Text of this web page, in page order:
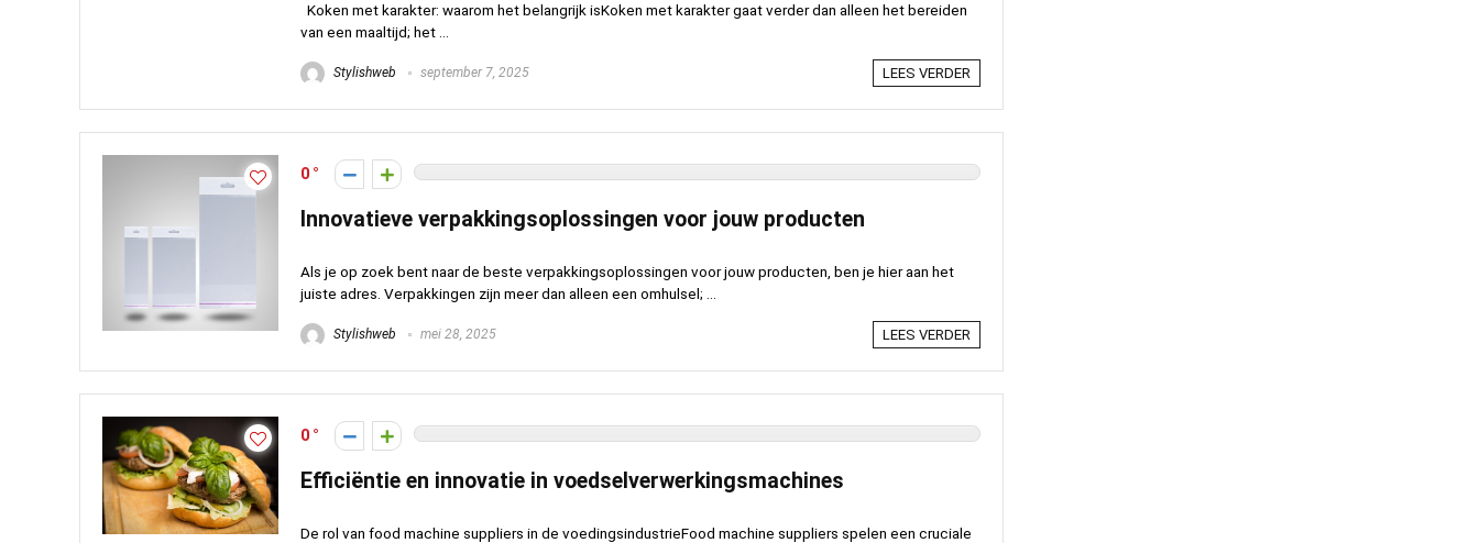
Koken met karakter: waarom het belangrijk isKoken met karakter gaat verder dan alleen het bereiden
van een maaltijd; het ...
Stylishweb september 7, 2025 LEES VERDER
0
Innovatieve verpakkingsoplossingen voor jouw producten
Als je op zoek bent naar de beste verpakkingsoplossingen voor jouw producten, ben je hier aan het
juiste adres. Verpakkingen zijn meer dan alleen een omhulsel; ...
Stylishweb mei 28, 2025 LEES VERDER
0
Efficiëntie en innovatie in voedselverwerkingsmachines
De rol van food machine suppliers in de voedingsindustrieFood machine suppliers spelen een cruciale